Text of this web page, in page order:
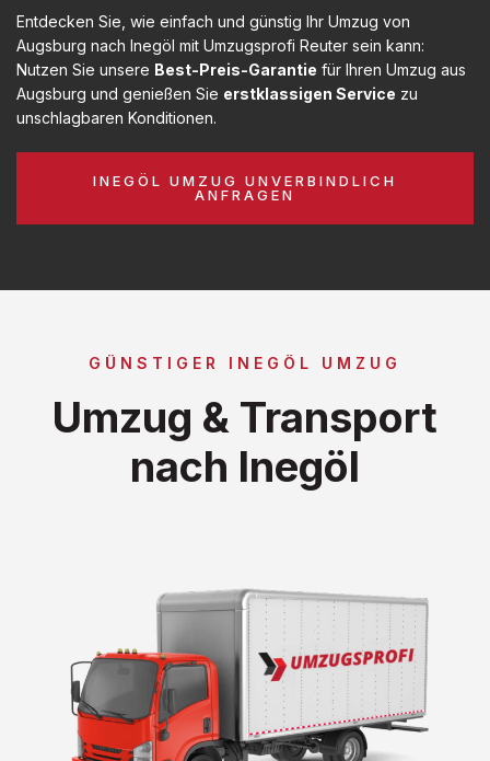
Entdecken Sie, wie einfach und günstig Ihr Umzug von
Augsburg nach Inegöl mit Umzugsprofi Reuter sein kann:
Nutzen Sie unsere Best-Preis-Garantie für Ihren Umzug aus
Augsburg und genießen Sie erstklassigen Service zu
unschlagbaren Konditionen.
INEGÖL UMZUG UNVERBINDLICH
ANFRAGEN
GÜNSTIGER INEGÖL UMZUG
Umzug & Transport
nach Inegöl